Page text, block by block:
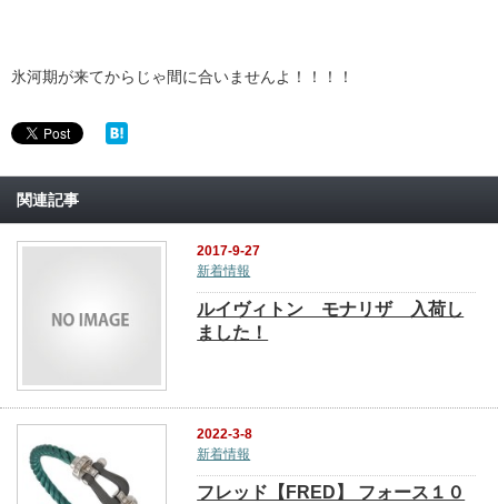
氷河期が来てからじゃ間に合いませんよ！！！！
関連記事
2017-9-27
新着情報
ルイヴィトン モナリザ 入荷し
ました！
2022-3-8
新着情報
フレッド【FRED】 フォース１０